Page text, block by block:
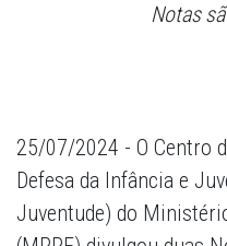
Notas
25/07/2024 - O Centro
Defesa da Infância e
Juventude) do